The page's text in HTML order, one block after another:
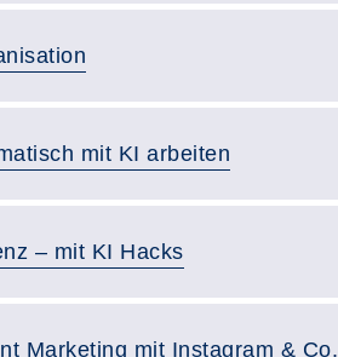
mit KI arbeiten
– mit KI Hacks
Marketing mit Instagram & Co.